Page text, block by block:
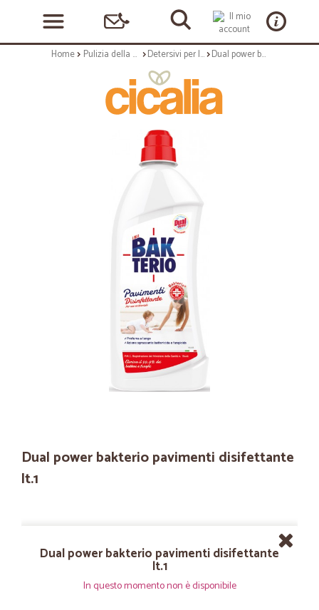
Home Pulizia della casa Detersivi per la casa Dual power bakterio pavimenti disifettante lt.1
Dual power bakterio pavimenti disifettante
lt.1
Dual power bakterio pavimenti disifettante
lt.1
In questo momento non è disponibile